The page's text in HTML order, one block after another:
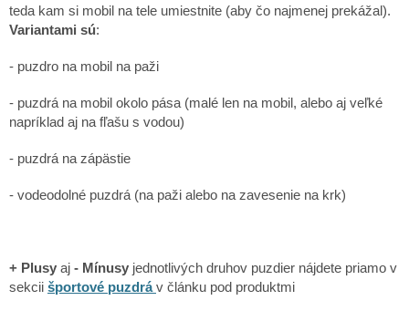
teda kam si mobil na tele umiestnite (aby čo najmenej prekážal).
Variantami sú:
- puzdro na mobil na paži
- puzdrá na mobil okolo pása (malé len na mobil, alebo aj veľké
napríklad aj na fľašu s vodou)
- puzdrá na zápästie
- vodeodolné puzdrá (na paži alebo na zavesenie na krk)
+ Plusy aj - Mínusy jednotlivých druhov puzdier nájdete priamo v
sekcii športové puzdráv článku pod produktmi